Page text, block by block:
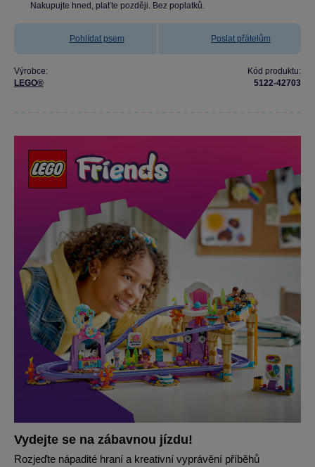
Nakupujte hned, plaťte později. Bez poplatků.
Pohlídat psem Poslat přátelům
Výrobce:
LEGO®
Kód produktu:
5122-42703
Vydejte se na zábavnou jízdu!
Rozjeďte nápadité hraní a kreativní vyprávění příběhů